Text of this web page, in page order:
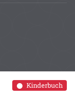
Kinderbuch